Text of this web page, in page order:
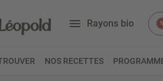
Rayons bio
NOS RECETTES